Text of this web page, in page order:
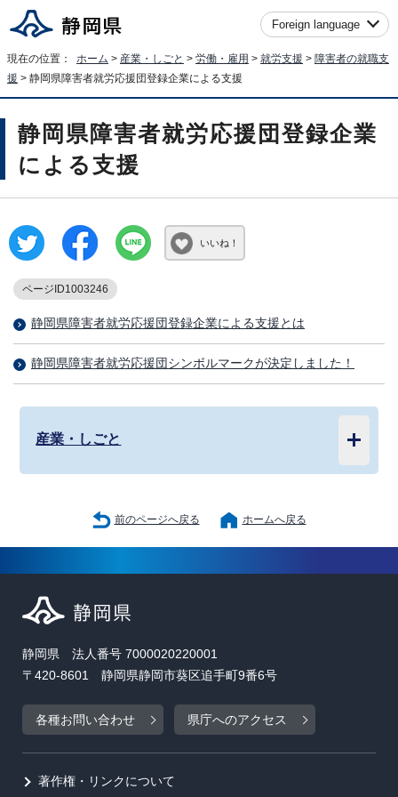
Foreign language
現在の位置： ホーム > 産業・しごと > 労働・雇用 > 就労支援 > 障害者の就職支
援 > 静岡県障害者就労応援団登録企業による支援
静岡県障害者就労応援団登録企業
による支援
いいね！
ページID1003246
静岡県障害者就労応援団登録企業による支援とは
静岡県障害者就労応援団シンボルマークが決定しました！
産業・しごと
前のページへ戻る ホームへ戻る
静岡県 法人番号 7000020220001
〒420-8601 静岡県静岡市葵区追手町9番6号
各種お問い合わせ 県庁へのアクセス
著作権・リンクについて